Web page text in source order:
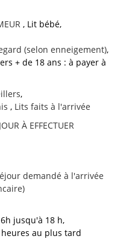
Lit bébé
(selon enneigement)
+ de 18 ans : à payer à
Lits faits à l'arrivée
À EFFECTUER
demandé à l'arrivée
jusqu'à 18 h
au plus tard